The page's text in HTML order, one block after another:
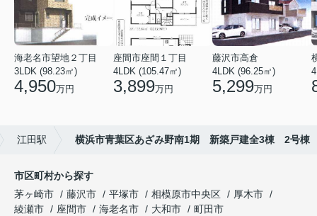
海老名市望地２丁目
3LDK (98.23㎡)
4,950万円
座間市座間１丁目
4LDK (105.47㎡)
3,899万円
藤沢市高倉
4LDK (96.25㎡)
5,299万円
江田駅 横浜市青葉区あざみ野南1期 新築戸建全3棟 2号棟
市区町村から探す
茅ヶ崎市
藤沢市 平塚市 相模原市中央区
厚木市
綾瀬市
座間市 海老名市 大和市
町田市